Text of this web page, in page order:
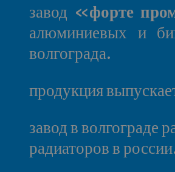
завод «форте
алюминиевых и
волгограда.
продукция
завод в волгограде
радиаторов в